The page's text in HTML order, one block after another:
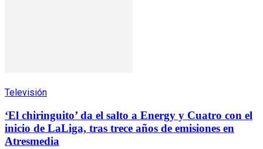
Televisión
‘El chiringuito’ da el salto a Energy y Cuatro con el
inicio de LaLiga, tras trece años de emisiones en
Atresmedia